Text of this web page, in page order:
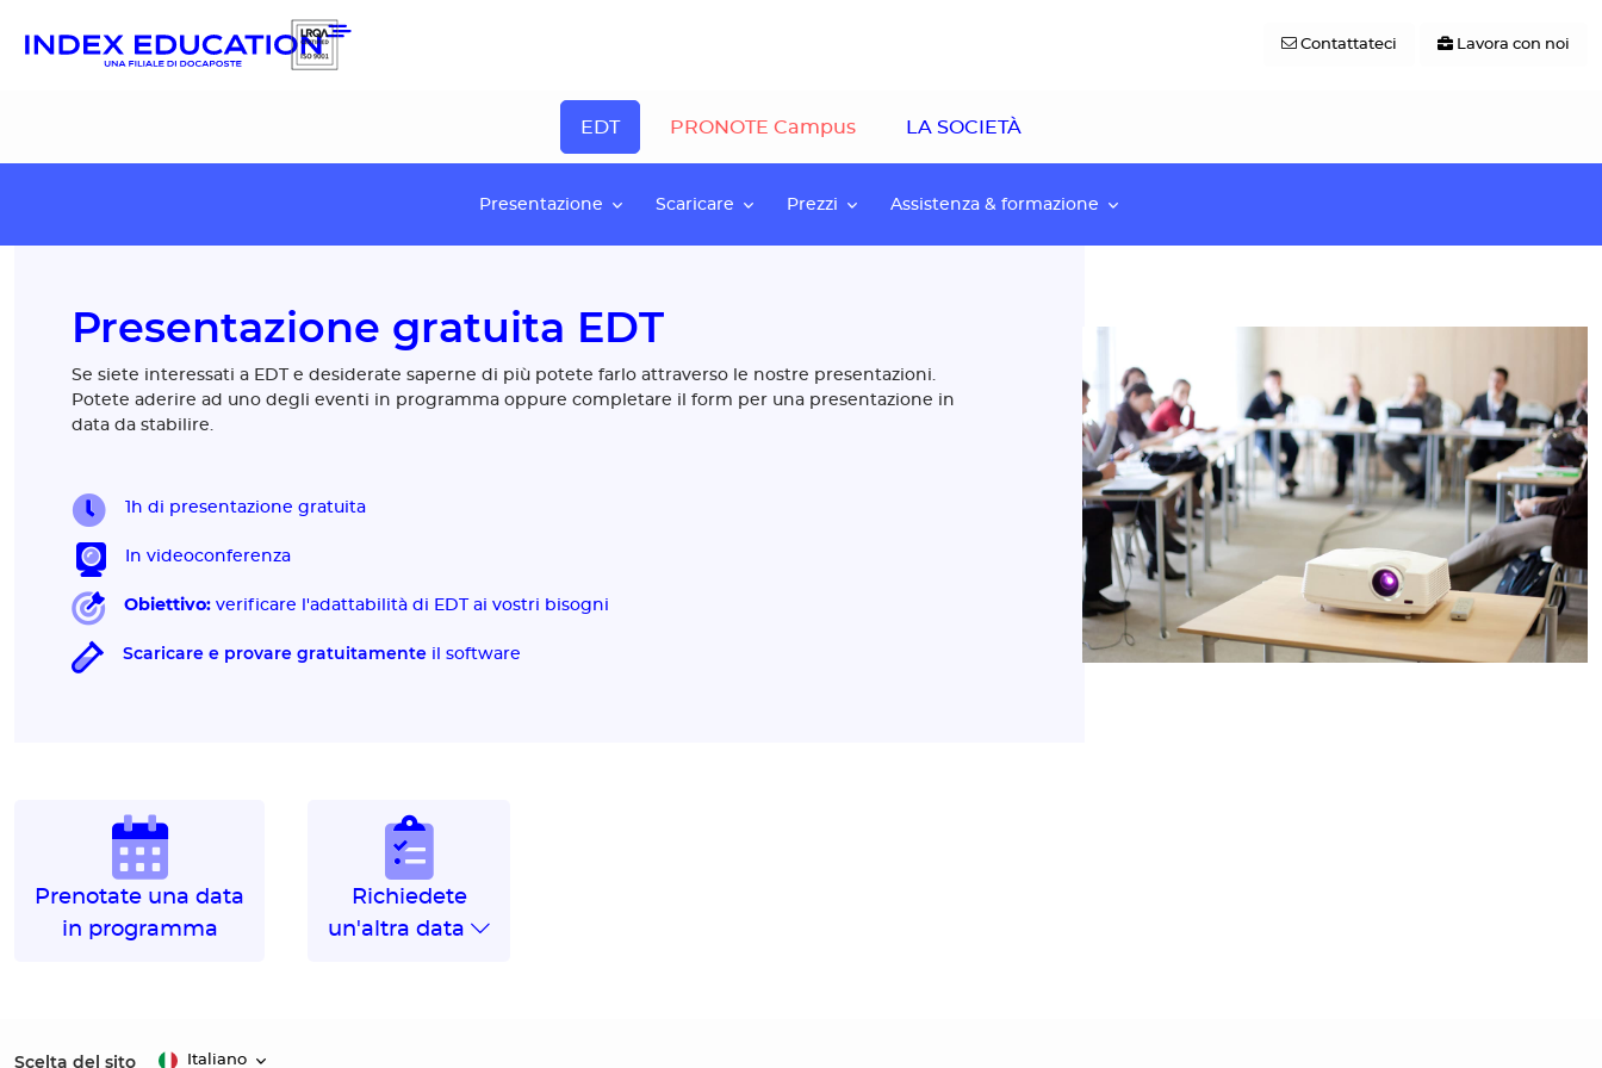
Contattateci Lavora con noi
EDT PRONOTE Campus LA SOCIETÀ
Presentazione Scaricare Prezzi Assistenza & formazione
Presentazione gratuita EDT
Se siete interessati a EDT e desiderate saperne di più potete farlo attraverso le nostre presentazioni.
Potete aderire ad uno degli eventi in programma oppure completare il form per una presentazione in
data da stabilire.
1h di presentazione gratuita
In videoconferenza
Obiettivo: verificare l'adattabilità di EDT ai vostri bisogni
Scaricare e provare gratuitamente il software
Prenotate una data
in programma
Richiedete
un'altra data
Scelta del sito Italiano